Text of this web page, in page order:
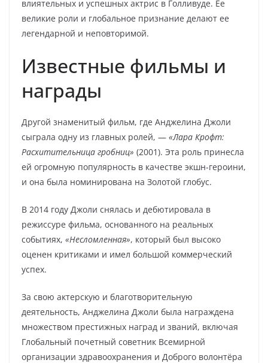
влиятельных и успешных актрис в Голливуде. Ее
великие роли и глобальное признание делают ее
легендарной и неповторимой.
Известные фильмы и
награды
Другой знаменитый фильм, где Анджелина Джоли
сыграла одну из главных ролей, — «Лара Крофт:
Расхитительница гробниц» (2001). Эта роль принесла
ей огромную популярность в качестве экшн-героини,
и она была номинирована на Золотой глобус.
В 2014 году Джоли снялась и дебютировала в
режиссуре фильма, основанного на реальных
событиях, «Несломленная», который был высоко
оценен критиками и имел большой коммерческий
успех.
За свою актерскую и благотворительную
деятельность, Анджелина Джоли была награждена
множеством престижных наград и званий, включая
Глобальный почетный советник Всемирной
организации здравоохранения и Доброго волонтёра